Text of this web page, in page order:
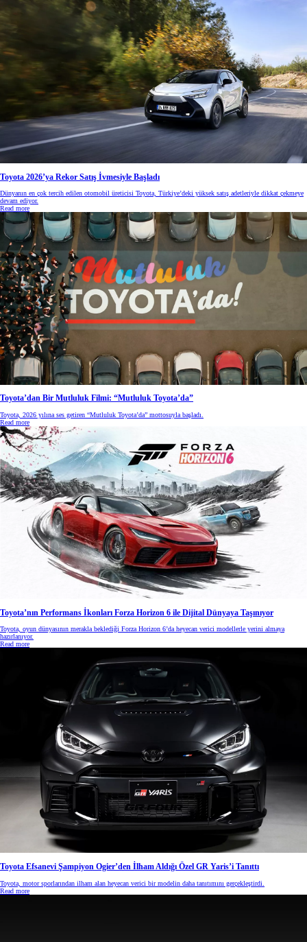
Toyota 2026’ya Rekor Satış İvmesiyle Başladı
Dünyanın en çok tercih edilen otomobil üreticisi Toyota, Türkiye’deki yüksek satış adetleriyle dikkat çekmeye
devam ediyor.
Read more
Toyota’dan Bir Mutluluk Filmi: “Mutluluk Toyota’da”
Toyota, 2026 yılına ses getiren “Mutluluk Toyota’da” mottosuyla başladı.
Read more
Toyota’nın Performans İkonları Forza Horizon 6 ile Dijital Dünyaya Taşınıyor
Toyota, oyun dünyasının merakla beklediği Forza Horizon 6’da heyecan verici modellerle yerini almaya
hazırlanıyor.
Read more
Toyota Efsanevi Şampiyon Ogier’den İlham Aldığı Özel GR Yaris’i Tanıttı
Toyota, motor sporlarından ilham alan heyecan verici bir modelin daha tanıtımını gerçekleştirdi.
Read more